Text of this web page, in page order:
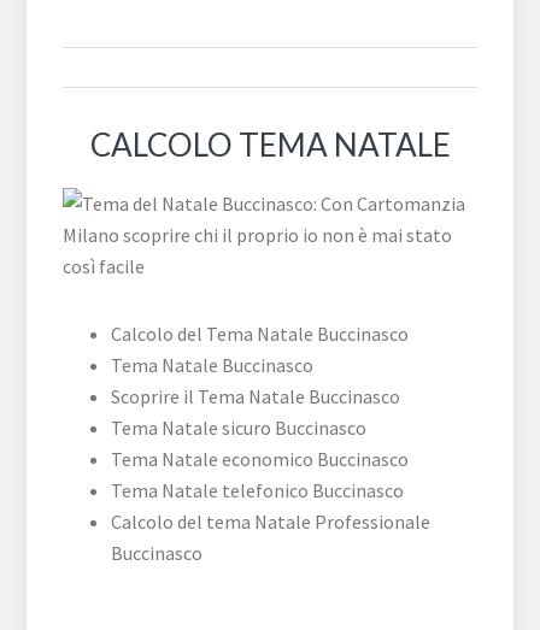
CALCOLO TEMA NATALE
Calcolo del Tema Natale Buccinasco
Tema Natale Buccinasco
Scoprire il Tema Natale Buccinasco
Tema Natale sicuro Buccinasco
Tema Natale economico Buccinasco
Tema Natale telefonico Buccinasco
Calcolo del tema Natale Professionale
Buccinasco